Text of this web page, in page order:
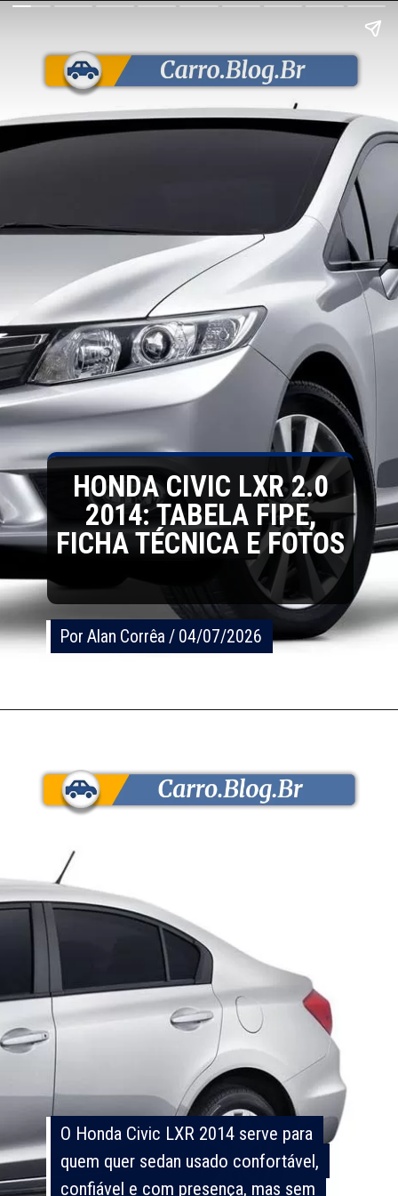
Por Alan Corrêa / 04/07/2026
Por Alan Corrêa / 04/07/2026
HONDA CIVIC LXR 2.0
2014: TABELA FIPE,
FICHA TÉCNICA E FOTOS
O Honda Civic LXR 2014 serve para
quem quer sedan usado confortável,
confiável e com presença, mas sem
O Honda Civic LXR 2014 serve para
quem quer sedan usado confortável,
confiável e com presença, mas sem